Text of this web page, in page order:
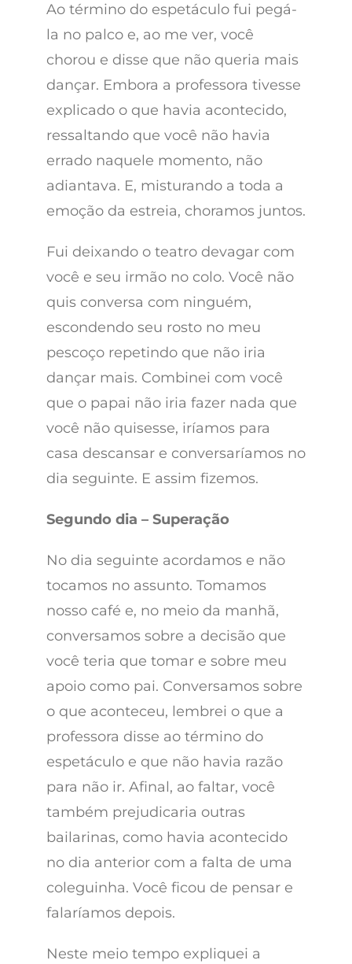
Ao término do espetáculo fui pegá-
la no palco e, ao me ver, você
chorou e disse que não queria mais
dançar. Embora a professora tivesse
explicado o que havia acontecido,
ressaltando que você não havia
errado naquele momento, não
adiantava. E, misturando a toda a
emoção da estreia, choramos juntos.
Fui deixando o teatro devagar com
você e seu irmão no colo. Você não
quis conversa com ninguém,
escondendo seu rosto no meu
pescoço repetindo que não iria
dançar mais. Combinei com você
que o papai não iria fazer nada que
você não quisesse, iríamos para
casa descansar e conversaríamos no
dia seguinte. E assim fizemos.
Segundo dia – Superação
No dia seguinte acordamos e não
tocamos no assunto. Tomamos
nosso café e, no meio da manhã,
conversamos sobre a decisão que
você teria que tomar e sobre meu
apoio como pai. Conversamos sobre
o que aconteceu, lembrei o que a
professora disse ao término do
espetáculo e que não havia razão
para não ir. Afinal, ao faltar, você
também prejudicaria outras
bailarinas, como havia acontecido
no dia anterior com a falta de uma
coleguinha. Você ficou de pensar e
falaríamos depois.
Neste meio tempo expliquei a